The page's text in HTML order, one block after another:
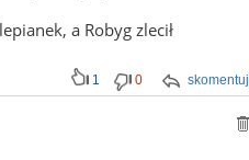
a Robyg zlecił
skomentuj
1 0